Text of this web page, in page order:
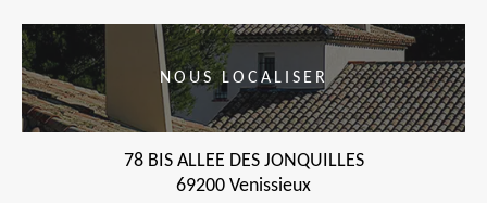
NOUS LOCALISER
78 BIS ALLEE DES JONQUILLES
69200 Venissieux